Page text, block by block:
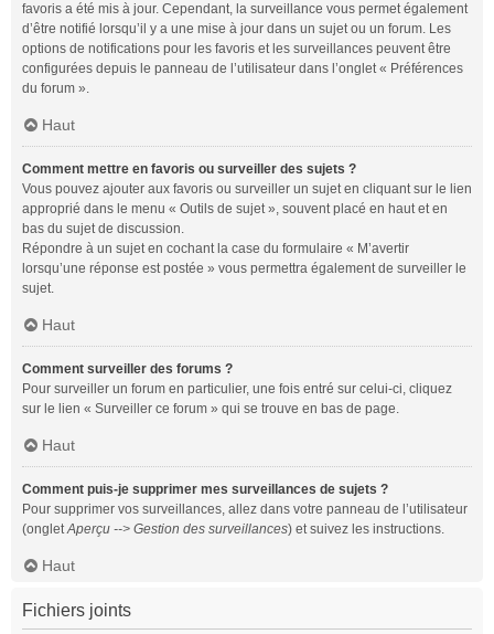
favoris a été mis à jour. Cependant, la surveillance vous permet également
d’être notifié lorsqu’il y a une mise à jour dans un sujet ou un forum. Les
options de notifications pour les favoris et les surveillances peuvent être
configurées depuis le panneau de l’utilisateur dans l’onglet « Préférences
du forum ».
Haut
Comment mettre en favoris ou surveiller des sujets ?
Vous pouvez ajouter aux favoris ou surveiller un sujet en cliquant sur le lien
approprié dans le menu « Outils de sujet », souvent placé en haut et en
bas du sujet de discussion.
Répondre à un sujet en cochant la case du formulaire « M’avertir
lorsqu’une réponse est postée » vous permettra également de surveiller le
sujet.
Haut
Comment surveiller des forums ?
Pour surveiller un forum en particulier, une fois entré sur celui-ci, cliquez
sur le lien « Surveiller ce forum » qui se trouve en bas de page.
Haut
Comment puis-je supprimer mes surveillances de sujets ?
Pour supprimer vos surveillances, allez dans votre panneau de l’utilisateur
(ongletAperçu --> Gestion des surveillances) et suivez les instructions.
Haut
Fichiers joints